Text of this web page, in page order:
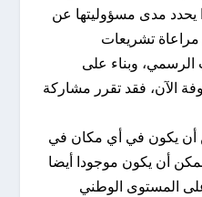
يحدد مدى مسؤوليتها عن
تشريعات
وبناء على
الآن، فقد تقرر مشاركة
أن يكون في أي مكان في
أن يكون موجودا أيضا
المستوى الوطني